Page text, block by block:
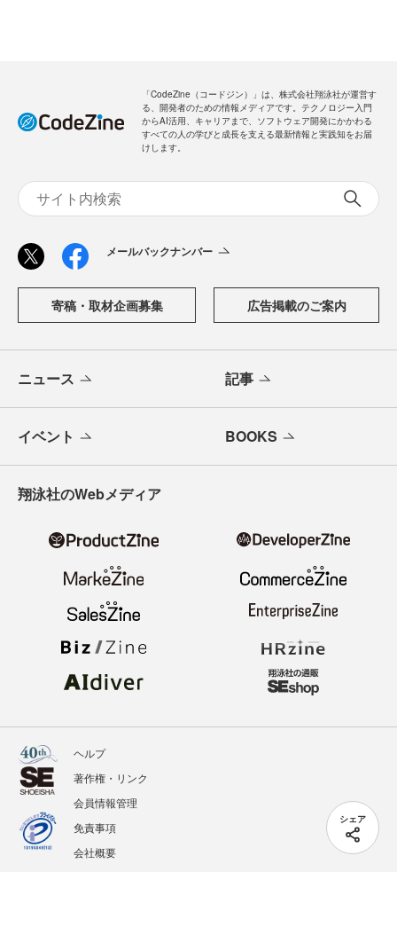
シェア
「CodeZine（コードジン）」は、株式会社翔泳社が運営す
る、開発者のための情報メディアです。テクノロジー入門
からAI活用、キャリアまで、ソフトウェア開発にかかわる
すべての人の学びと成長を支える最新情報と実践知をお届
けします。
メールバックナンバー
寄稿・取材企画募集 広告掲載のご案内
ニュース 記事
イベント BOOKS
翔泳社のWebメディア
ヘルプ
著作権・リンク
会員情報管理
免責事項
会社概要